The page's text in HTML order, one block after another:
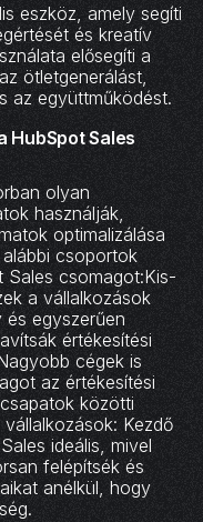
eszköz, amely segíti
és kreatív
elősegíti a
ötletgenerálást,
az együttműködést.
HubSpot Sales
olyan
használják,
optimalizálása
csoportok
Sales csomagot:Kis-
a vállalkozások
és egyszerűen
értékesítési
cégek is
az értékesítési
közötti
Kezdő
ideális, mivel
felépítsék és
anélkül, hogy